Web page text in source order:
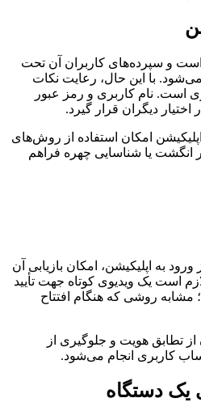
است و سپرده‌های کاربران آن تحت
با این حال، رعایت نکات
است. نام کاربری و رمز عبور
دیگران قرار گیرد.
امکان استفاده از روش‌های
انگشت یا شناسایی چهره فراهم
به اپلیکیشن، امکان بازیابی آن
است یک ویدیوی کوتاه جهت تأیید
روشی که هنگام افتتاح
از تطابق هویت و جلوگیری از
کاربری انجام می‌شود.
دستگاه